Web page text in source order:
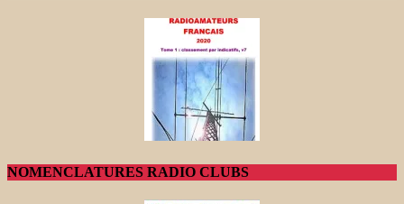
NOMENCLATURES RADIO CLUBS